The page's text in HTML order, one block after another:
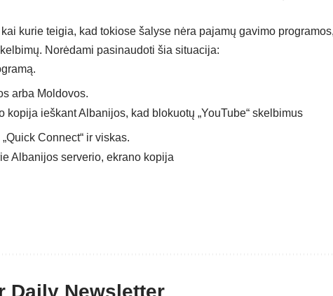
kurie teigia, kad tokiose šalyse nėra pajamų gavimo programos,
Norėdami pasinaudoti šia situacija:
arba Moldovos.
Connect“ ir viskas.